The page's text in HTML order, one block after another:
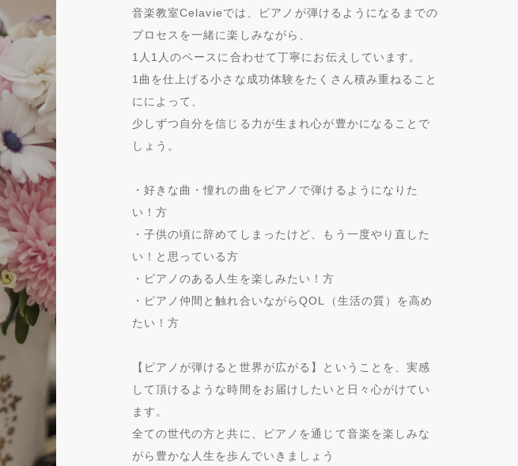
音楽教室Celavieでは、ピアノが弾けるようになるまでの
プロセスを一緒に楽しみながら、
1人1人のペースに合わせて丁寧にお伝えしています。
1曲を仕上げる小さな成功体験をたくさん積み重ねること
にによって、
少しずつ自分を信じる力が生まれ心が豊かになることで
しょう。
・好きな曲・憧れの曲をピアノで弾けるようになりた
い！方
・子供の頃に辞めてしまったけど、もう一度やり直した
い！と思っている方
・ピアノのある人生を楽しみたい！方
・ピアノ仲間と触れ合いながらQOL（生活の質）を高め
たい！方
【ピアノが弾けると世界が広がる】ということを、実感
して頂けるような時間をお届けしたいと日々心がけてい
ます。
全ての世代の方と共に、ピアノを通じて音楽を楽しみな
がら豊かな人生を歩んでいきましょう